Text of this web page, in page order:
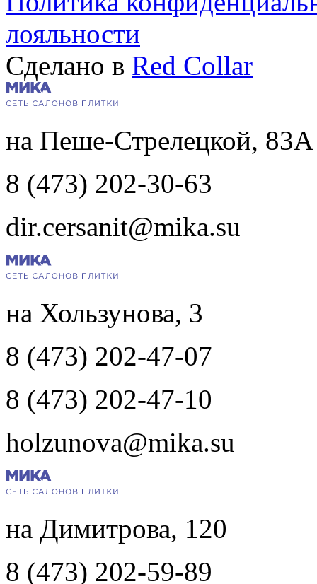
лояльности
Сделано в Red Collar
на Пеше-Стрелецкой, 83А
8 (473) 202-30-63
dir.cersanit@mika.su
на Хользунова, 3
8 (473) 202-47-07
8 (473) 202-47-10
holzunova@mika.su
на Димитрова, 120
8 (473) 202-59-89